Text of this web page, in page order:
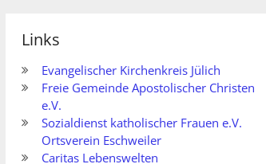
Links
Evangelischer Kirchenkreis Jülich
Freie Gemeinde Apostolischer Christen
e.V.
Sozialdienst katholischer Frauen e.V.
Ortsverein Eschweiler
Caritas Lebenswelten